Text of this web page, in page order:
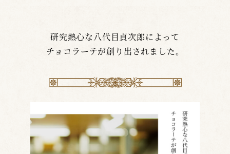
研究熱心な八代目貞次郎によって
チョコラーテが創り出されました。